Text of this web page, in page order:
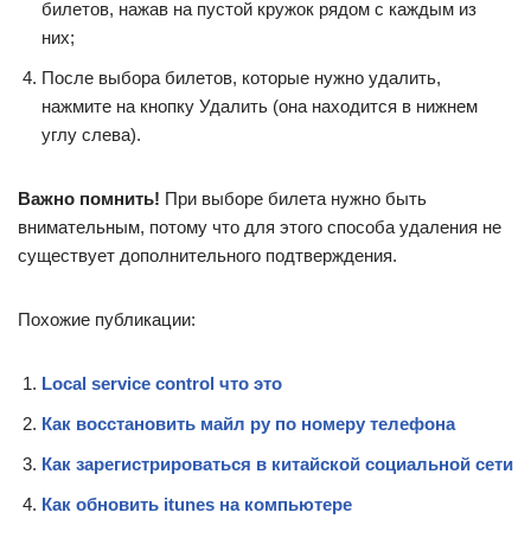
билетов, нажав на пустой кружок рядом с каждым из
них;
После выбора билетов, которые нужно удалить,
нажмите на кнопку Удалить (она находится в нижнем
углу слева).
Важно помнить! При выборе билета нужно быть
внимательным, потому что для этого способа удаления не
существует дополнительного подтверждения.
Похожие публикации:
Local service control что это
Как восстановить майл ру по номеру телефона
Как зарегистрироваться в китайской социальной сети
Как обновить itunes на компьютере